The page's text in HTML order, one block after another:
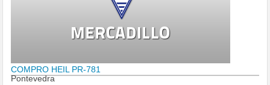
COMPRO HEIL PR-781
Pontevedra